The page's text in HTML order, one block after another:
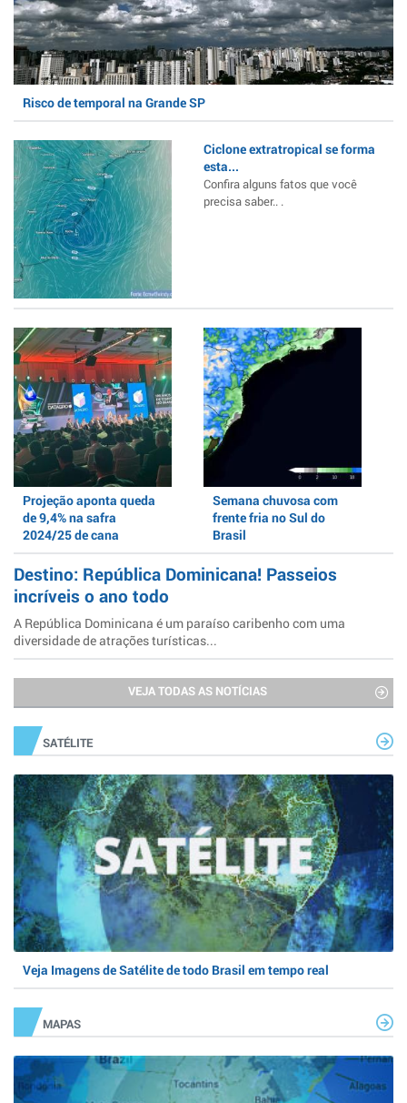
Risco de temporal na Grande SP
Ciclone extratropical se forma
esta...
Confira alguns fatos que você
precisa saber.. .
Projeção aponta queda
de 9,4% na safra
2024/25 de cana
Semana chuvosa com
frente fria no Sul do
Brasil
Destino: República Dominicana! Passeios
incríveis o ano todo
A República Dominicana é um paraíso caribenho com uma
diversidade de atrações turísticas...
VEJA TODAS AS NOTÍCIAS
SATÉLITE
Veja Imagens de Satélite de todo Brasil em tempo real
MAPAS